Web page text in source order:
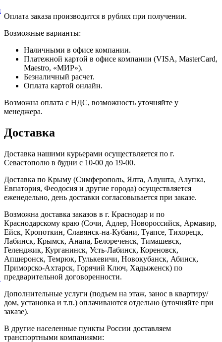
Оплата заказа производится в рублях при получении.
Возможные варианты:
Наличными в офисе компании.
Платежной картой в офисе компании (VISA, MasterCard,
Maestro, «МИР»).
Безналичный расчет.
Оплата картой онлайн.
Возможна оплата с НДС, возможность уточняйте у
менеджера.
Доставка
Доставка нашими курьерами осуществляется по г.
Севастополю в будни с 10-00 до 19-00.
Доставка по Крыму (Симферополь, Ялта, Алушта, Алупка,
Евпатория, Феодосия и другие города) осуществляется
еженедельно, день доставки согласовывается при заказе.
Возможна доставка заказов в г. Краснодар и по
Краснодарскому краю (Сочи, Адлер, Новороссийск, Армавир,
Ейск, Кропоткин, Славянск-на-Кубани, Туапсе, Тихорецк,
Лабинск, Крымск, Анапа, Белореченск, Тимашевск,
Геленджик, Курганинск, Усть-Лабинск, Кореновск,
Апшеронск, Темрюк, Гулькевичи, Новокубанск, Абинск,
Приморско-Ахтарск, Горячий Ключ, Хадыженск) по
предварительной договоренности.
Дополнительные услуги (подъем на этаж, занос в квартиру/
дом, установка и т.п.) оплачиваются отдельно (уточняйте при
заказе).
В другие населенные пункты России доставляем
транспортными компаниями: